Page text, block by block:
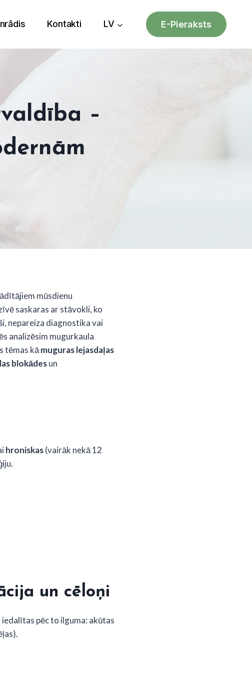
Kontakti LV E-Pieraksts
–
mūsdienu
saskaras ar stāvokli, ko
nepareiza diagnostika vai
analizēsim mugurkaula
tēmas kāmuguras lejasdaļas
blokādesun
hroniskas(vairāk nekā 12
un cēloņi
pēc to ilguma: akūtas